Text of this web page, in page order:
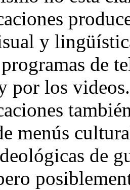
y
de
por los
menús
de